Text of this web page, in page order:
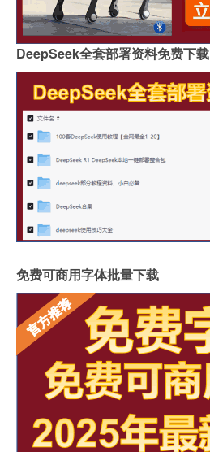
DeepSeek全套部署资料免费下载
免费可商用字体批量下载